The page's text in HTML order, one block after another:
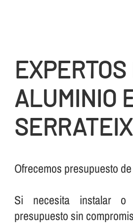
ALUMINIO
SERRATEIX
Ofrecemos presupuesto
Si necesita instalar o
presupuesto sin